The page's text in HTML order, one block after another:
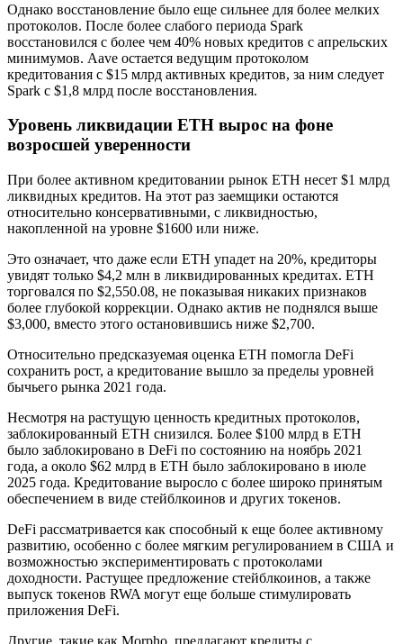
Однако восстановление было еще сильнее для более мелких
протоколов. После более слабого периода Spark
восстановился с более чем 40% новых кредитов с апрельских
минимумов. Aave остается ведущим протоколом
кредитования с $15 млрд активных кредитов, за ним следует
Spark с $1,8 млрд после восстановления.
Уровень ликвидации ETH вырос на фоне
возросшей уверенности
При более активном кредитовании рынок ETH несет $1 млрд
ликвидных кредитов. На этот раз заемщики остаются
относительно консервативными, с ликвидностью,
накопленной на уровне $1600 или ниже.
Это означает, что даже если ETH упадет на 20%, кредиторы
увидят только $4,2 млн в ликвидированных кредитах. ETH
торговался по $2,550.08, не показывая никаких признаков
более глубокой коррекции. Однако актив не поднялся выше
$3,000, вместо этого остановившись ниже $2,700.
Относительно предсказуемая оценка ETH помогла DeFi
сохранить рост, а кредитование вышло за пределы уровней
бычьего рынка 2021 года.
Несмотря на растущую ценность кредитных протоколов,
заблокированный ETH снизился. Более $100 млрд в ETH
было заблокировано в DeFi по состоянию на ноябрь 2021
года, а около $62 млрд в ETH было заблокировано в июле
2025 года. Кредитование выросло с более широко принятым
обеспечением в виде стейблкоинов и других токенов.
DeFi рассматривается как способный к еще более активному
развитию, особенно с более мягким регулированием в США и
возможностью экспериментировать с протоколами
доходности. Растущее предложение стейблкоинов, а также
выпуск токенов RWA могут еще больше стимулировать
приложения DeFi.
Другие, такие как Morpho, предлагают кредиты с